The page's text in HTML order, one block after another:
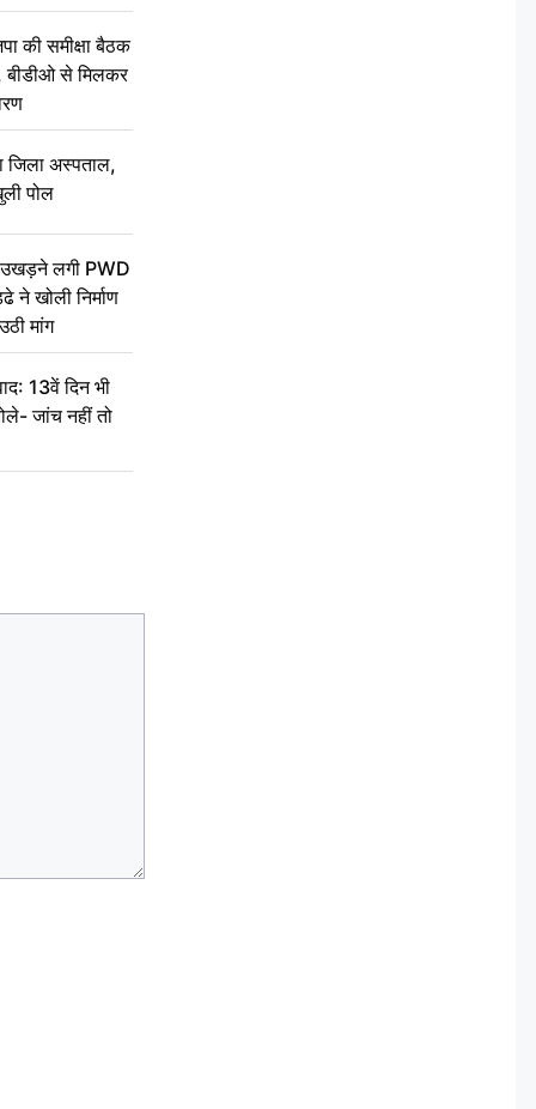
की समीक्षा बैठक
बीडीओ से मिलकर
जिला अस्पताल,
पोल
लगी PWD
खोली निर्माण
मांग
13वें दिन भी
जांच नहीं तो